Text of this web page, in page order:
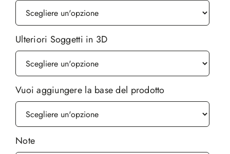
Ulteriori Soggetti in 3D
Vuoi aggiungere la base del prodotto
Note